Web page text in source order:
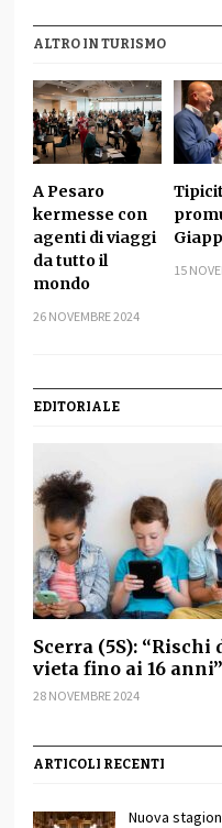
ALTRO IN TURISMO
A Pesaro
kermesse con
agenti di viaggi
da tutto il
mondo
26 NOVEMBRE 2024
15
EDITORIALE
Scerra (5S):
vieta fino ai 16 anni”
28 NOVEMBRE 2024
ARTICOLI RECENTI
Nuova